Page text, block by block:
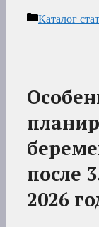
Рубрики
Каталог
после
2026